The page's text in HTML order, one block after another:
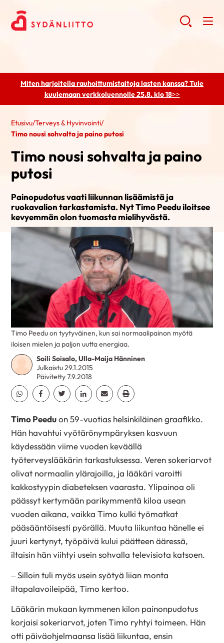
Miten harjoitella rauhoittumistaitoja lasten kanssa? Tule
kuulemaanverkkoluennolle 25.8. klo 18>>
Etusivu/Terveys & Hyvinvointi/
Timo nousi sohvalta ja paino putosi
Timo nousi sohvalta ja paino
putosi
Painopudotus vaati liikunnan lisäämistä ja
ruokavalion tarkastamista. Nyt Timo Peedu iloitsee
kevyemmän olon tuomasta mielihyvästä.
Soili Soisalo, Ulla-Maija Hänninen
Julkaistu 29.1.2015
Päivitetty 7.9.2018
Jaa Whatsapp
Jaa Facebook
Jaa TwitterJaa Linkedin
Jaa EmailJaa Print
Timo Peedu on tyytyväinen, kun sai normaalipainon myötä
iloisen mielen ja paljon uutta energiaa.
Timo Peeduon 59-vuotias helsinkiläinen graafikko.
Hän havahtui vyötärönympäryksen kasvuun
käydessään viime vuoden keväällä
työterveyslääkärin tarkastuksessa. Veren sokeriarvot
olivat normaalin ylärajoilla, ja lääkäri varoitti
kakkostyypin diabeteksen vaarasta. Ylipainoa oli
päässyt kertymään parikymmentä kiloa usean
vuoden aikana, vaikka Timo kulki työmatkat
pääsääntöisesti pyörällä. Muuta liikuntaa hänelle ei
juuri kertynyt, työpäivä kului päätteen ääressä,
iltaisin hän viihtyi usein sohvalla televisiota katsoen.
– Silloin tuli myös usein syötyä liian monta
iltapalavoileipää, Timo kertoo.
Lääkärin mukaan kymmenen kilon painonpudotus
korjaisi sokeriarvot, joten Timo ryhtyi toimeen. Hän
otti päiväohjelmaansa lisää liikuntaa, ensin